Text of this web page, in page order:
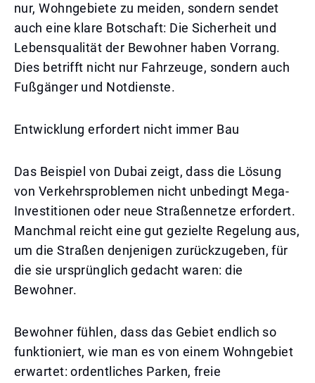
nur, Wohngebiete zu meiden, sondern sendet
auch eine klare Botschaft: Die Sicherheit und
Lebensqualität der Bewohner haben Vorrang.
Dies betrifft nicht nur Fahrzeuge, sondern auch
Fußgänger und Notdienste.
Entwicklung erfordert nicht immer Bau
Das Beispiel von Dubai zeigt, dass die Lösung
von Verkehrsproblemen nicht unbedingt Mega-
Investitionen oder neue Straßennetze erfordert.
Manchmal reicht eine gut gezielte Regelung aus,
um die Straßen denjenigen zurückzugeben, für
die sie ursprünglich gedacht waren: die
Bewohner.
Bewohner fühlen, dass das Gebiet endlich so
funktioniert, wie man es von einem Wohngebiet
erwartet: ordentliches Parken, freie